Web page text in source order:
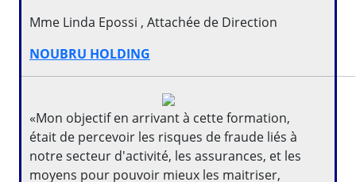
Mme Linda Epossi , Attachée de Direction
NOUBRU HOLDING
«Mon objectif en arrivant à cette formation,
était de percevoir les risques de fraude liés à
notre secteur d'activité, les assurances, et les
moyens pour pouvoir mieux les maitriser,